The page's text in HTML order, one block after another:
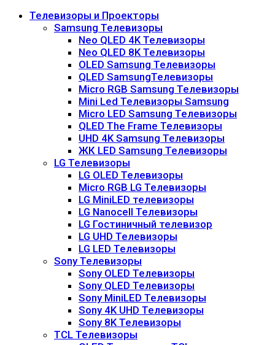
Телевизоры и Проекторы
Samsung Телевизоры
Neo QLED 4K Телевизоры
Neo QLED 8K Телевизоры
OLED Samsung Телевизоры
QLED SamsungТелевизоры
Micro RGB Samsung Телевизоры
Mini Led Телевизоры Samsung
Micro LED Samsung Телевизоры
QLED The Frame Телевизоры
UHD 4K Samsung Телевизоры
ЖК LED Samsung Телевизоры
LG Телевизоры
LG OLED Телевизоры
Micro RGB LG Телевизоры
LG MiniLED телевизоры
LG Nanocell Телевизоры
LG Гостиничный телевизор
LG UHD Телевизоры
LG LED Телевизоры
Sony Телевизоры
Sony OLED Телевизоры
Sony QLED Телевизоры
Sony MiniLED Телевизоры
Sony 4K UHD Телевизоры
Sony 8K Телевизоры
TCL Телевизоры